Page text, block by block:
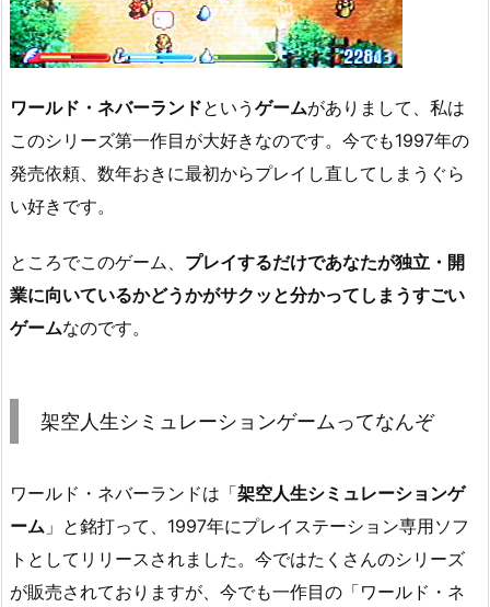
ワールド・ネバーランドという ゲームがありまして、私は
このシリーズ第一作目が大好きなのです。今でも1997年の
発売依頼、数年おきに最初からプレイし直してしまうぐら
い好きです。
ところでこのゲーム、 プレイするだけであなたが独立・開
業に向いているかどうかがサクッと分かってしまうすごい
ゲームなのです。
架空人生シミュレーションゲームってなんぞ
ワールド・ネバーランドは「架空人生シミュレーションゲ
ーム 」と銘打って、1997年にプレイステーション専用ソフ
トとしてリリースされました。今ではたくさんのシリーズ
が販売されておりますが、今でも一作目の「ワールド・ネ